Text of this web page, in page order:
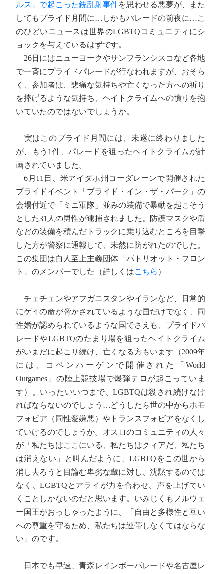
ルス」で起こった銃乱射事件を思わせる悪夢が、また
してもプライド月間に…しかもパレードの前夜に…こ
のひどいニュースは世界のLGBTQコミュニティにシ
ョックを与えているはずです。
26日にはニューヨークやサンフランシスコなど各地
で一斉にプライドパレードが行なわれますが、おそら
く、参加者は、悲痛な気持ちや亡くなった方への祈り
を捧げるような気持ち、ヘイトクライムへの憤りを抱
いていたのではないでしょうか。
実はこのプライド月間には、未遂に終わりました
が、もう1件、パレードを狙ったヘイトクライムが計
画されていました。
6月11日、米アイダホ州コーダレーンで開催された
プライドイベント「プライド・イン・ザ・パーク」の
会場付近で「ミニ軍隊」並みの装備で暴動を起こそう
とした31人の男性が逮捕されました。防護マスクや盾
などの装備を積んだトラックに乗り込むところを目撃
した方が警察に通報して、未然に防がれたのでした。
この集団は白人至上主義団体「パトリオット・フロン
ト」のメンバーでした（詳しくはこちら ）
チェチェンやアフガニスタンやイランなど、日常的
にゲイの命が脅かされているような国だけでなく、同
性婚が認められているような国でさえも、プライドパ
レードやLGBTQのたまり場を狙ったヘイトクライム
がいまだに起こり続け、亡くなる方もいます（2009年
には、コペンハーゲンで開催された「World
Outgames」の陸上競技場で爆弾テロが起こっていま
す）。いったいいつまで、LGBTQは殺され続けなけ
ればならないのでしょう…どうしたら世の中からホモ
フォビア（同性愛嫌悪）やトランスフォビアをなくし
ていけるのでしょうか。オスロのコミュニティの人々
が「私たちはここにいる、私たちはクィアだ、私たち
は消えない」と叫んだように、LGBTQをこの世から
消し去ろうと目論む卑劣な輩に対し、沈黙するのでは
なく、LGBTQとアライが力を合わせ、声を上げてい
くことしかないのだと思います。いみじくもノルウェ
ー国王がおっしゃったように、「自由と多様性と互い
への尊重を守るため、私たちは連帯しなくてはならな
い」のです。
日本でも早速、青森レインボーパレードや名古屋レ